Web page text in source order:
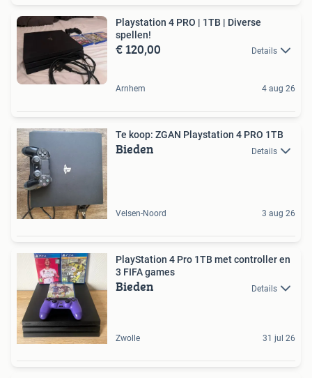
Playstation 4 PRO | 1TB | Diverse
spellen!
€ 120,00 Details
Arnhem 4 aug 26
Te koop: ZGAN Playstation 4 PRO 1TB
Bieden Details
Velsen-Noord 3 aug 26
PlayStation 4 Pro 1TB met controller en
3 FIFA games
Bieden Details
Zwolle 31 jul 26